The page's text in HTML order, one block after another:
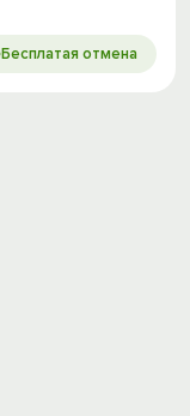
Бесплатая отмена